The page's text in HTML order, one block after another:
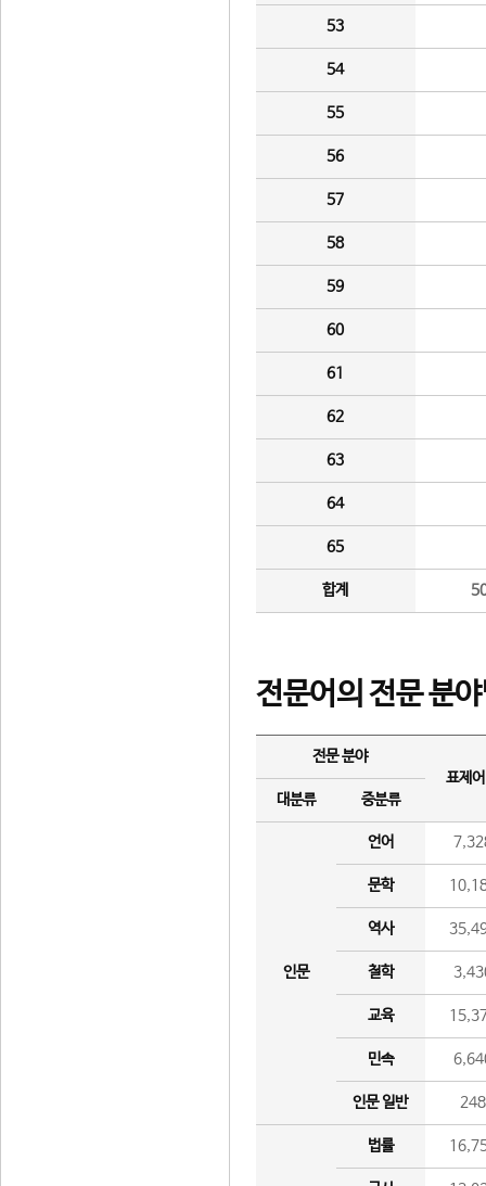
53
54
55
56
57
58
59
60
61
62
63
64
65
합계
전문어의 전문 분
전문 분야
표제
대분류
중분류
인문
언어
문학
역사
철학
교육
민속
인문 일반 248
법률